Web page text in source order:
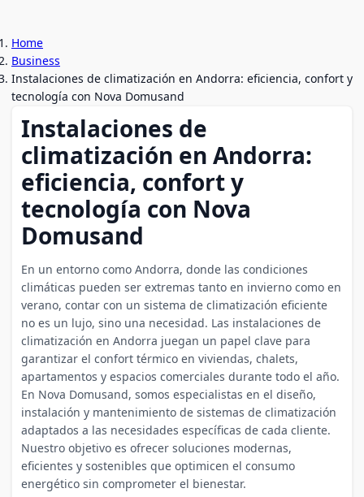
Home
Business
Instalaciones de climatización en Andorra: eficiencia, confort y
tecnología con Nova Domusand
Instalaciones de
climatización en Andorra:
eficiencia, confort y
tecnología con Nova
Domusand
En un entorno como Andorra, donde las condiciones
climáticas pueden ser extremas tanto en invierno como en
verano, contar con un sistema de climatización eficiente
no es un lujo, sino una necesidad. Las instalaciones de
climatización en Andorra juegan un papel clave para
garantizar el confort térmico en viviendas, chalets,
apartamentos y espacios comerciales durante todo el año.
En Nova Domusand, somos especialistas en el diseño,
instalación y mantenimiento de sistemas de climatización
adaptados a las necesidades específicas de cada cliente.
Nuestro objetivo es ofrecer soluciones modernas,
eficientes y sostenibles que optimicen el consumo
energético sin comprometer el bienestar.